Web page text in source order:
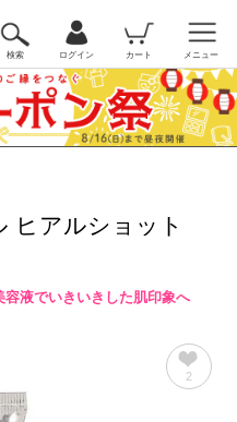
検索 ログイン カート メニュー
ヒアルショット
液でいきいきした肌印象へ
2